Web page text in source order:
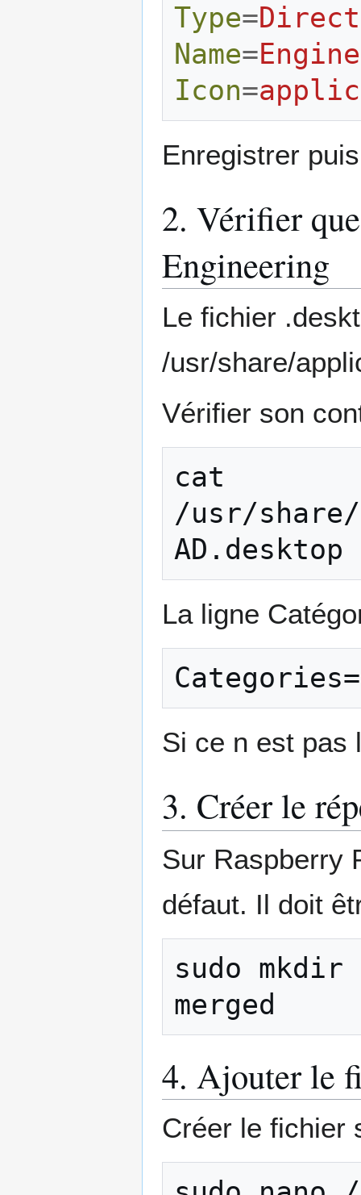
Type=
Name=
Icon=
Enregistrer
2. Vérifier
Engineering
Le fichier
/usr/share/
Vérifier son
cat
/usr/
La ligne
Si ce n est pas
3. Créer le
Sur Raspberry
défaut. Il doit
sudo mkdir
4. Ajouter le
Créer le fichier